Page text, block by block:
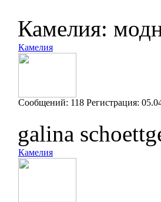
Камелия:
Камелия
Cообщений: 118 Регистрация:
galina
Камелия